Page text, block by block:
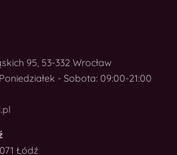
95, 53-332 Wrocław
- Sobota: 09:00-21:00
Łódź